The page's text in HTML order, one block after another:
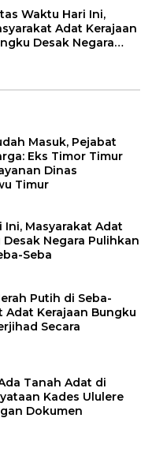
Waktu Hari Ini,
Adat Kerajaan
Desak Negara
Masuk, Pejabat
Eks Timor Timur
Dinas
Timur
Ini, Masyarakat Adat
Negara Pulihkan
Seba
Putih di Seba-
Adat Kerajaan Bungku
Secara
Tanah Adat di
Kades Ululere
Dokumen